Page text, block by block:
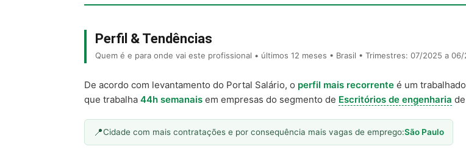
Perfil & Tendências
Quem é e para onde vai este profissional • últimos 12 meses • Brasil • Trimestres: 07/2025 a
De acordo com levantamento do Portal Salário, o perfil mais recorrente é um
que trabalha 44h semanais em empresas do segmento de Escritórios de engenharia
Cidade com mais contratações e por consequência mais vagas de emprego:São Paulo